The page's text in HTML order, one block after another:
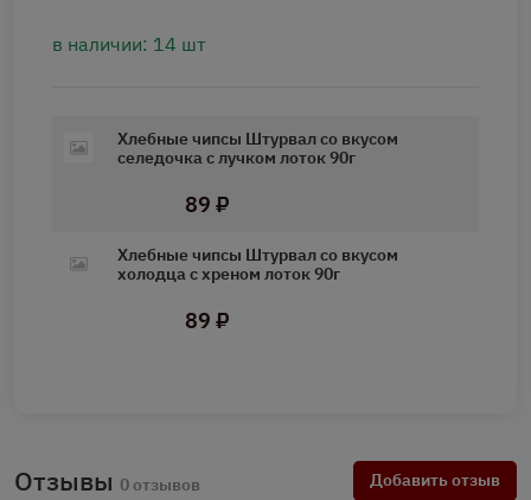
в наличии: 14 шт
Хлебные чипсы Штурвал со вкусом
селедочка с лучком лоток 90г
89 ₽
Хлебные чипсы Штурвал со вкусом
холодца с хреном лоток 90г
89 ₽
Отзывы 0 отзывов Добавить отзыв